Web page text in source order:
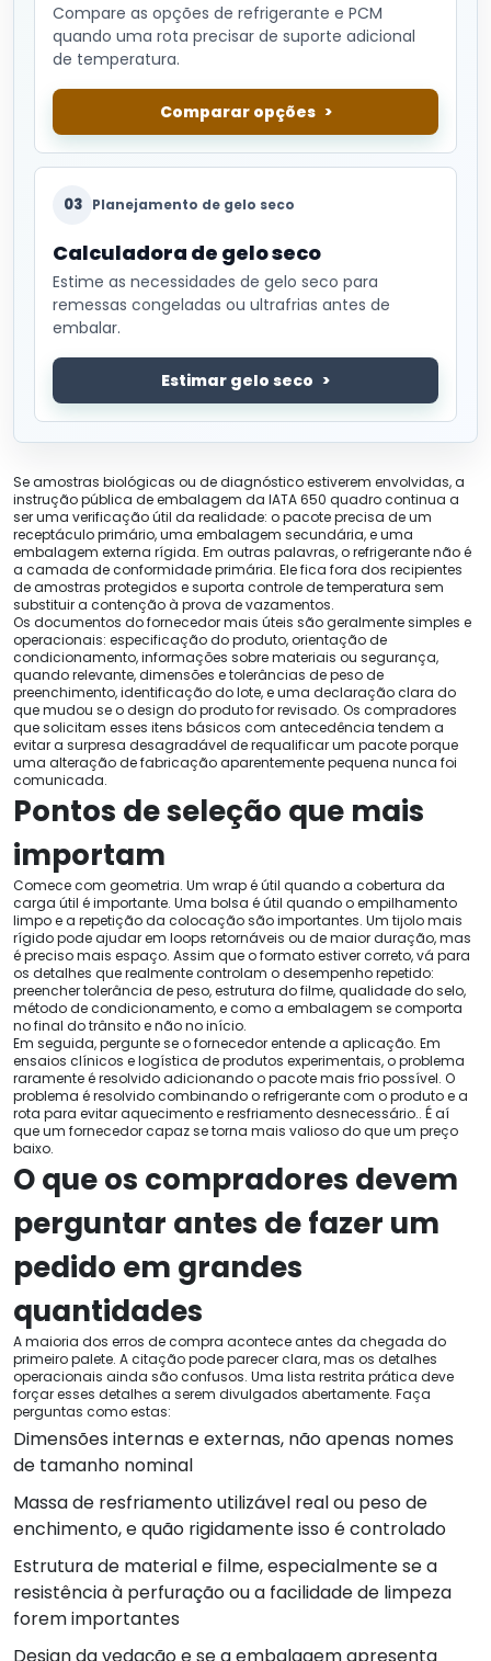
Compare as opções de refrigerante e PCM
quando uma rota precisar de suporte adicional
de temperatura.
Comparar opções
03 Planejamento de gelo seco
Calculadora de gelo seco
Estime as necessidades de gelo seco para
remessas congeladas ou ultrafrias antes de
embalar.
Estimar gelo seco
Se amostras biológicas ou de diagnóstico estiverem envolvidas, a
instrução pública de embalagem da IATA 650 quadro continua a
ser uma verificação útil da realidade: o pacote precisa de um
receptáculo primário, uma embalagem secundária, e uma
embalagem externa rígida. Em outras palavras, o refrigerante não é
a camada de conformidade primária. Ele fica fora dos recipientes
de amostras protegidos e suporta controle de temperatura sem
substituir a contenção à prova de vazamentos.
Os documentos do fornecedor mais úteis são geralmente simples e
operacionais: especificação do produto, orientação de
condicionamento, informações sobre materiais ou segurança,
quando relevante, dimensões e tolerâncias de peso de
preenchimento, identificação do lote, e uma declaração clara do
que mudou se o design do produto for revisado. Os compradores
que solicitam esses itens básicos com antecedência tendem a
evitar a surpresa desagradável de requalificar um pacote porque
uma alteração de fabricação aparentemente pequena nunca foi
comunicada.
Pontos de seleção que mais
importam
Comece com geometria. Um wrap é útil quando a cobertura da
carga útil é importante. Uma bolsa é útil quando o empilhamento
limpo e a repetição da colocação são importantes. Um tijolo mais
rígido pode ajudar em loops retornáveis ​​ou de maior duração, mas
é preciso mais espaço. Assim que o formato estiver correto, vá para
os detalhes que realmente controlam o desempenho repetido:
preencher tolerância de peso, estrutura do filme, qualidade do selo,
método de condicionamento, e como a embalagem se comporta
no final do trânsito e não no início.
Em seguida, pergunte se o fornecedor entende a aplicação. Em
ensaios clínicos e logística de produtos experimentais, o problema
raramente é resolvido adicionando o pacote mais frio possível. O
problema é resolvido combinando o refrigerante com o produto e a
rota para evitar aquecimento e resfriamento desnecessário.. É aí
que um fornecedor capaz se torna mais valioso do que um preço
baixo.
O que os compradores devem
perguntar antes de fazer um
pedido em grandes
quantidades
A maioria dos erros de compra acontece antes da chegada do
primeiro palete. A citação pode parecer clara, mas os detalhes
operacionais ainda são confusos. Uma lista restrita prática deve
forçar esses detalhes a serem divulgados abertamente. Faça
perguntas como estas:
Dimensões internas e externas, não apenas nomes
de tamanho nominal
Massa de resfriamento utilizável real ou peso de
enchimento, e quão rigidamente isso é controlado
Estrutura de material e filme, especialmente se a
resistência à perfuração ou a facilidade de limpeza
forem importantes
Design da vedação e se a embalagem apresenta